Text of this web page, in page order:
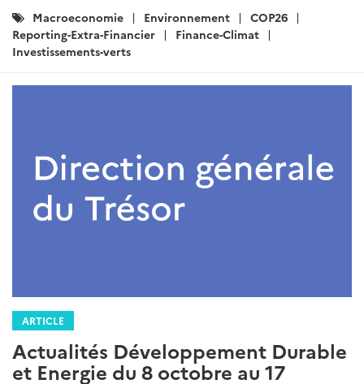
Catégories
:
Macroeconomie Environnement
COP26
Reporting-Extra-Financier
Finance-Climat
Investissements-verts
ARTICLE
Actualités Développement Durable
et Energie du 8 octobre au 17